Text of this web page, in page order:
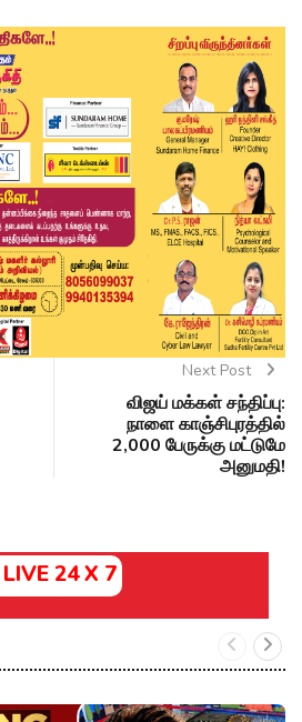
Next Post
விஜய் மக்கள் சந்திப்பு:
நாளை காஞ்சிபுரத்தில்
2,000 பேருக்கு மட்டுமே
அனுமதி!
LIVE 24 X 7